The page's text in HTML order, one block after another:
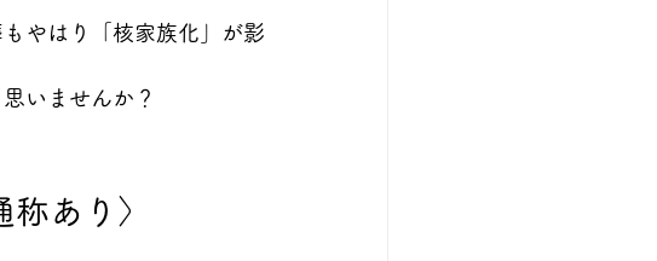
やはり「核家族化」が影
いませんか？
あり〉